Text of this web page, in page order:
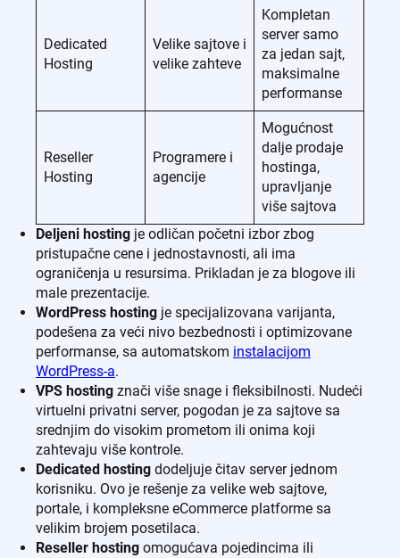
Dedicated
Hosting
Velike sajtove i
velike zahteve
Kompletan
server samo
za jedan sajt,
maksimalne
performanse
Reseller
Hosting
Programere i
agencije
Mogućnost
dalje prodaje
hostinga,
upravljanje
više sajtova
Deljeni hosting je odličan početni izbor zbog
pristupačne cene i jednostavnosti, ali ima
ograničenja u resursima. Prikladan je za blogove ili
male prezentacije.
WordPress hosting je specijalizovana varijanta,
podešena za veći nivo bezbednosti i optimizovane
performanse, sa automatskom instalacijom
WordPress-a.
VPS hosting znači više snage i fleksibilnosti. Nudeći
virtuelni privatni server, pogodan je za sajtove sa
srednjim do visokim prometom ili onima koji
zahtevaju više kontrole.
Dedicated hosting dodeljuje čitav server jednom
korisniku. Ovo je rešenje za velike web sajtove,
portale, i kompleksne eCommerce platforme sa
velikim brojem posetilaca.
Reseller hosting omogućava pojedincima ili